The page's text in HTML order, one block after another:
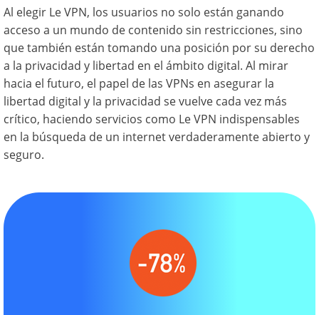
Al elegir Le VPN, los usuarios no solo están ganando
acceso a un mundo de contenido sin restricciones, sino
que también están tomando una posición por su derecho
a la privacidad y libertad en el ámbito digital. Al mirar
hacia el futuro, el papel de las VPNs en asegurar la
libertad digital y la privacidad se vuelve cada vez más
crítico, haciendo servicios como Le VPN indispensables
en la búsqueda de un internet verdaderamente abierto y
seguro.